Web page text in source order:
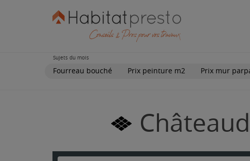
Sujets du mois
Fourreau bouché Prix peinture m2 Prix mur